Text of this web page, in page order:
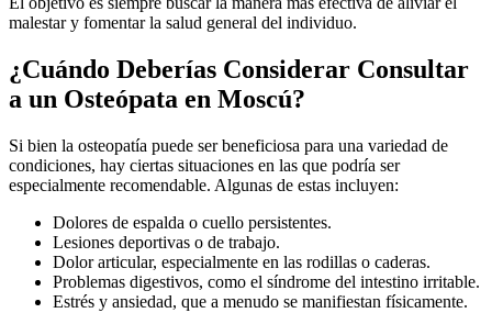
malestar y fomentar la salud general del individuo.
¿Cuándo Deberías Considerar Consultar
a un Osteópata en Moscú?
Si bien la osteopatía puede ser beneficiosa para una variedad de
condiciones, hay ciertas situaciones en las que podría ser
especialmente recomendable. Algunas de estas incluyen:
Dolores de espalda o cuello persistentes.
Lesiones deportivas o de trabajo.
Dolor articular, especialmente en las rodillas o caderas.
Problemas digestivos, como el síndrome del intestino irritable.
Estrés y ansiedad, que a menudo se manifiestan físicamente.